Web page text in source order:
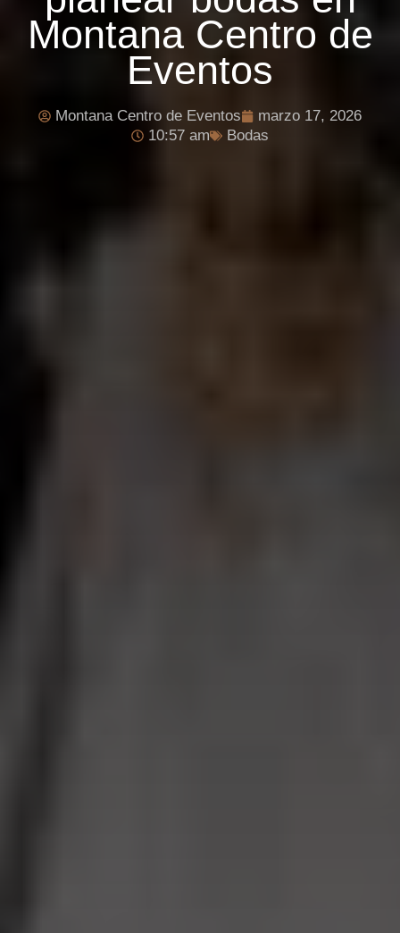
Montana Centro de
Eventos
Montana Centro de Eventos
marzo 17, 2026
10:57 am
Bodas